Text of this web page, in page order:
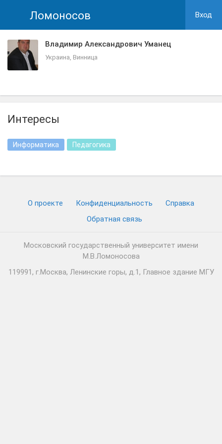
Ломоносов Вход
Владимир Александрович Уманец
Украина, Винница
Интересы
Информатика Педагогика
О проекте Конфиденциальность
Cправка
Обратная связь
Московский государственный университет имени
М.В.Ломоносова
119991, г.Москва, Ленинские горы, д.1, Главное здание МГУ